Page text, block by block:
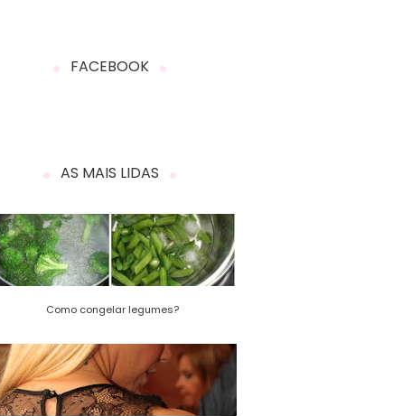
FACEBOOK
AS MAIS LIDAS
Como congelar legumes?